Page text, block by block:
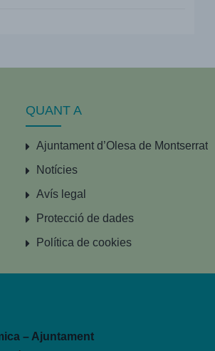
QUANT A
Ajuntament d’Olesa de Montserrat
Notícies
Avís legal
Protecció de dades
Política de cookies
– Ajuntament